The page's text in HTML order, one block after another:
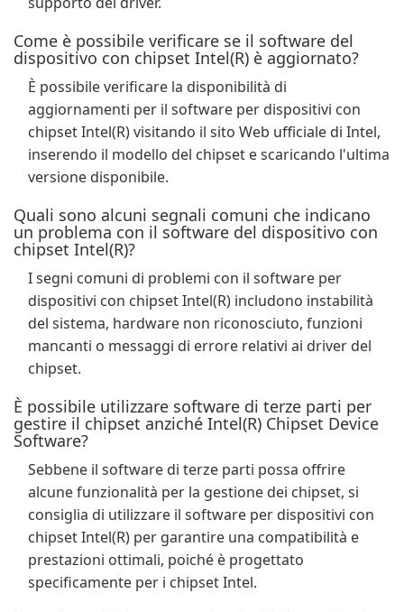
Come è possibile verificare se il software del
dispositivo con chipset Intel(R) è aggiornato?
È possibile verificare la disponibilità di
aggiornamenti per il software per dispositivi con
chipset Intel(R) visitando il sito Web ufficiale di Intel,
inserendo il modello del chipset e scaricando l'ultima
versione disponibile.
Quali sono alcuni segnali comuni che indicano
un problema con il software del dispositivo con
chipset Intel(R)?
I segni comuni di problemi con il software per
dispositivi con chipset Intel(R) includono instabilità
del sistema, hardware non riconosciuto, funzioni
mancanti o messaggi di errore relativi ai driver del
chipset.
È possibile utilizzare software di terze parti per
gestire il chipset anziché Intel(R) Chipset Device
Software?
Sebbene il software di terze parti possa offrire
alcune funzionalità per la gestione dei chipset, si
consiglia di utilizzare il software per dispositivi con
chipset Intel(R) per garantire una compatibilità e
prestazioni ottimali, poiché è progettato
specificamente per i chipset Intel.